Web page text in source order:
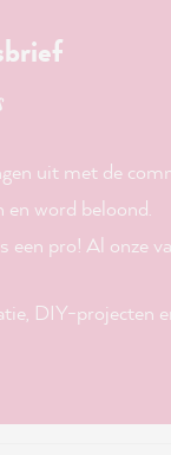
uit met de
en word beloond.
een pro! Al onze
DIY-projecten